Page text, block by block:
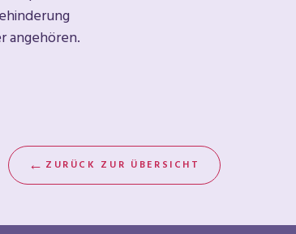
angehören.
← ZURÜCK ZUR ÜBERSICHT